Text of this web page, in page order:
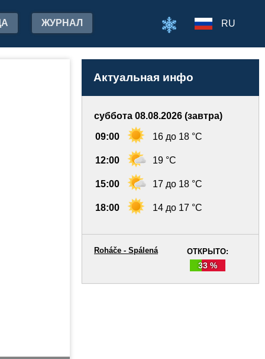
ЖУРНАЛ RU
Актуальная инфо
суббота 08.08.2026 (завтра)
09:00 16 до 18 °C
12:00 19 °C
15:00 17 до 18 °C
18:00 14 до 17 °C
ОТКРЫТО:
33 %
Roháče - Spálená